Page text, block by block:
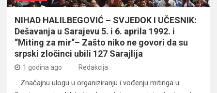
NIHAD HALILBEGOVIĆ – SVJEDOK I UČESNIK:
Dešavanja u Sarajevu 5. i 6. aprila 1992. i
“Miting za mir“– Zašto niko ne govori da su
srpski zločinci ubili 127 Sarajlija
1 godina ago Redakcija
….Značajnu ulogu u organiziranju i vođenju mitinga u